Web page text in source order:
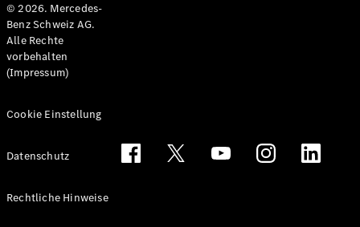
© 2026. Mercedes-
Benz Schweiz AG.
Alle Rechte
vorbehalten
(Impressum)
Cookie Einstellung
Datenschutz
Rechtliche Hinweise